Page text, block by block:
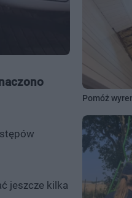
jeszcze kilka
Pomóż